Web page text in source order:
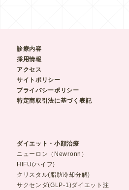
診療内容
採用情報
アクセス
サイトポリシー
プライバシーポリシー
特定商取引法に基づく表記
ダイエット・小顔治療
ニューロン（Newronn）
HIFU(ハイフ)
クリスタル(脂肪冷却分解)
サクセンダ(GLP-1)ダイエット注